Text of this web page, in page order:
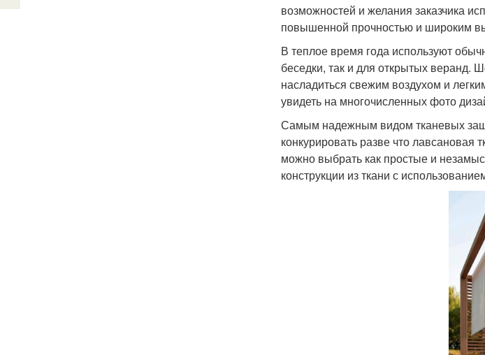
возможностей и желания заказчика
повышенной прочностью и широким
В теплое время года используют
беседки, так и для открытых веранд.
насладиться свежим воздухом и
увидеть на многочисленных фото
Самым надежным видом тканевых
конкурировать разве что
можно выбрать как простые и
конструкции из ткани с